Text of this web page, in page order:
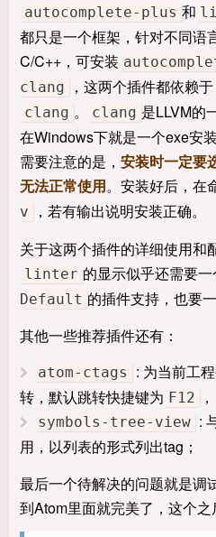
autocomplete-plus 和
都只是一个框架，针对不同语
C/C++，可安装
clang
，这两个插件都依赖于
clang 。 clang 是LLVM的
在Windows下就是一个exe安
需要注意的是， 安装时一定要
无法正常使用。安装好后，在
v
，若有输出说明安装正确。
关于这两个插件的详细使用和
linter 的显示似乎还需要
Default 的插件支持，也要一
其他一些推荐插件还有：
atom-ctags
: 为当前工
转，默认跳转快捷键为 F12 ，
symbols-tree-view :
用，以列表的形式列出tag；
最后一个待解决的问题就是调
到Atom里面就完美了，这个